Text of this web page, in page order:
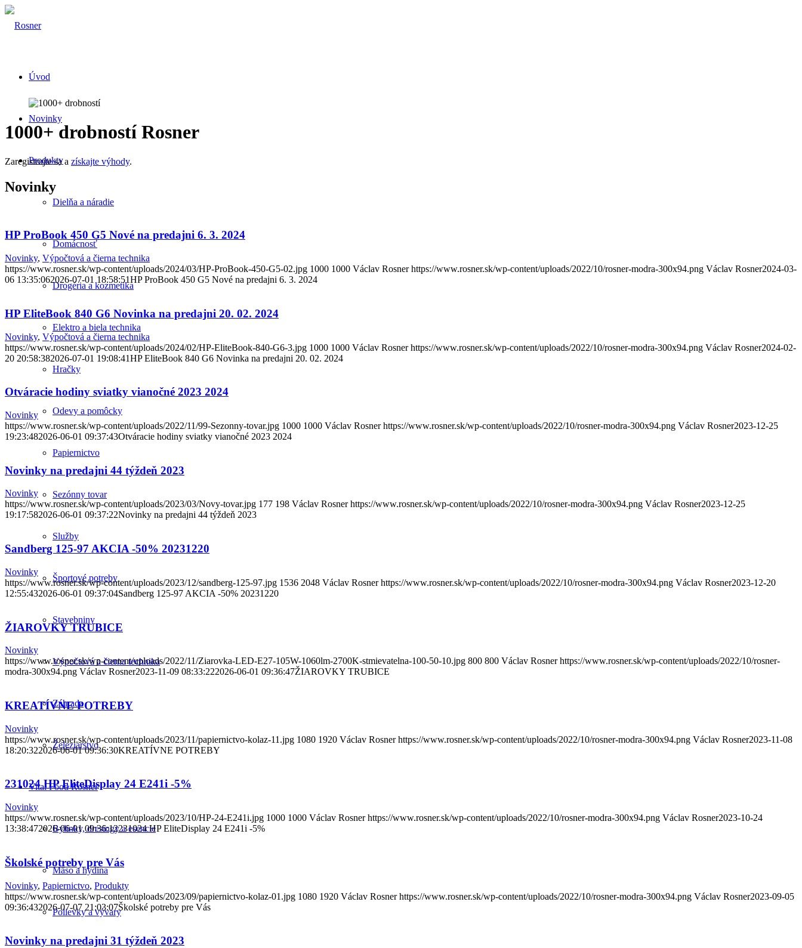
Úvod
Novinky
Produkty
Dielňa a náradie
Domácnosť
Drogéria a kozmetika
Elektro a biela technika
Hračky
Odevy a pomôcky
Papiernictvo
Sezónny tovar
Služby
Športové potreby
Stavebniny
Výpočtová a čierna technika
Záhrada
Železiarstvo
Vital Food Rosner
Bylinky, dresingy a esencie
Mäso a hydina
Polievky a vývary
1000+ drobností Rosner
Zaregistrujte sa a získajte výhody.
Novinky
HP ProBook 450 G5 Nové na predajni 6. 3. 2024
Novinky, Výpočtová a čierna technika
https://www.rosner.sk/wp-content/uploads/2024/03/HP-ProBook-450-G5-02.jpg 1000 1000 Václav Rosner https://www.rosner.sk/wp-content/uploads/2022/10/rosner-modra-300x94.png Václav Rosner2024-03-
06 13:35:062026-07-01 18:58:51HP ProBook 450 G5 Nové na predajni 6. 3. 2024
HP EliteBook 840 G6 Novinka na predajni 20. 02. 2024
Novinky, Výpočtová a čierna technika
https://www.rosner.sk/wp-content/uploads/2024/02/HP-EliteBook-840-G6-3.jpg 1000 1000 Václav Rosner https://www.rosner.sk/wp-content/uploads/2022/10/rosner-modra-300x94.png Václav Rosner2024-02-
20 20:58:382026-07-01 19:08:41HP EliteBook 840 G6 Novinka na predajni 20. 02. 2024
Otváracie hodiny sviatky vianočné 2023 2024
Novinky
https://www.rosner.sk/wp-content/uploads/2022/11/99-Sezonny-tovar.jpg 1000 1000 Václav Rosner https://www.rosner.sk/wp-content/uploads/2022/10/rosner-modra-300x94.png Václav Rosner2023-12-25
19:23:482026-06-01 09:37:43Otváracie hodiny sviatky vianočné 2023 2024
Novinky na predajni 44 týždeň 2023
Novinky
https://www.rosner.sk/wp-content/uploads/2023/03/Novy-tovar.jpg 177 198 Václav Rosner https://www.rosner.sk/wp-content/uploads/2022/10/rosner-modra-300x94.png Václav Rosner2023-12-25
19:17:582026-06-01 09:37:22Novinky na predajni 44 týždeň 2023
Sandberg 125-97 AKCIA -50% 20231220
Novinky
https://www.rosner.sk/wp-content/uploads/2023/12/sandberg-125-97.jpg 1536 2048 Václav Rosner https://www.rosner.sk/wp-content/uploads/2022/10/rosner-modra-300x94.png Václav Rosner2023-12-20
12:55:432026-06-01 09:37:04Sandberg 125-97 AKCIA -50% 20231220
ŽIAROVKY TRUBICE
Novinky
https://www.rosner.sk/wp-content/uploads/2022/11/Ziarovka-LED-E27-105W-1060lm-2700K-stmievatelna-100-50-10.jpg 800 800 Václav Rosner https://www.rosner.sk/wp-content/uploads/2022/10/rosner-
modra-300x94.png Václav Rosner2023-11-09 08:33:222026-06-01 09:36:47ŽIAROVKY TRUBICE
KREATÍVNE POTREBY
Novinky
https://www.rosner.sk/wp-content/uploads/2023/11/papiernictvo-kolaz-11.jpg 1080 1920 Václav Rosner https://www.rosner.sk/wp-content/uploads/2022/10/rosner-modra-300x94.png Václav Rosner2023-11-08
18:20:322026-06-01 09:36:30KREATÍVNE POTREBY
231024 HP EliteDisplay 24 E241i -5%
Novinky
https://www.rosner.sk/wp-content/uploads/2023/10/HP-24-E241i.jpg 1000 1000 Václav Rosner https://www.rosner.sk/wp-content/uploads/2022/10/rosner-modra-300x94.png Václav Rosner2023-10-24
13:38:472026-06-01 09:36:12231024 HP EliteDisplay 24 E241i -5%
Školské potreby pre Vás
Novinky, Papiernictvo, Produkty
https://www.rosner.sk/wp-content/uploads/2023/09/papiernictvo-kolaz-01.jpg 1080 1920 Václav Rosner https://www.rosner.sk/wp-content/uploads/2022/10/rosner-modra-300x94.png Václav Rosner2023-09-05
09:36:432026-07-07 21:03:07Školské potreby pre Vás
Novinky na predajni 31 týždeň 2023